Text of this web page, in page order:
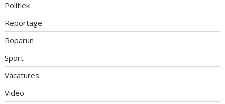
Politiek
Reportage
Roparun
Sport
Vacatures
Video